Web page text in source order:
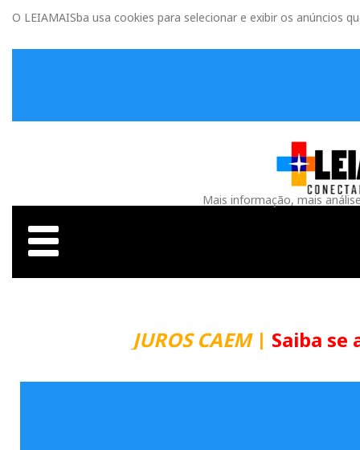
O LEIAMAISba usa cookies para selecionar e exibir os anúncios
Mais informação, mais
JUROS CAEM| Saiba se